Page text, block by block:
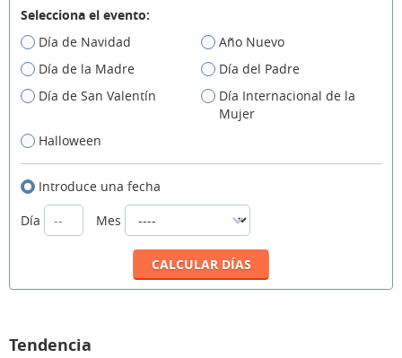
Selecciona el evento:
Día de Navidad
Año Nuevo
Día de la Madre
Día del Padre
Día de San Valentín
Día Internacional de la
Mujer
Halloween
Introduce una fecha
Día
Mes
Tendencia